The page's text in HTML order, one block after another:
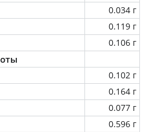
0.034 г
0.119 г
0.106 г
0.102 г
0.164 г
0.077 г
0.596 г